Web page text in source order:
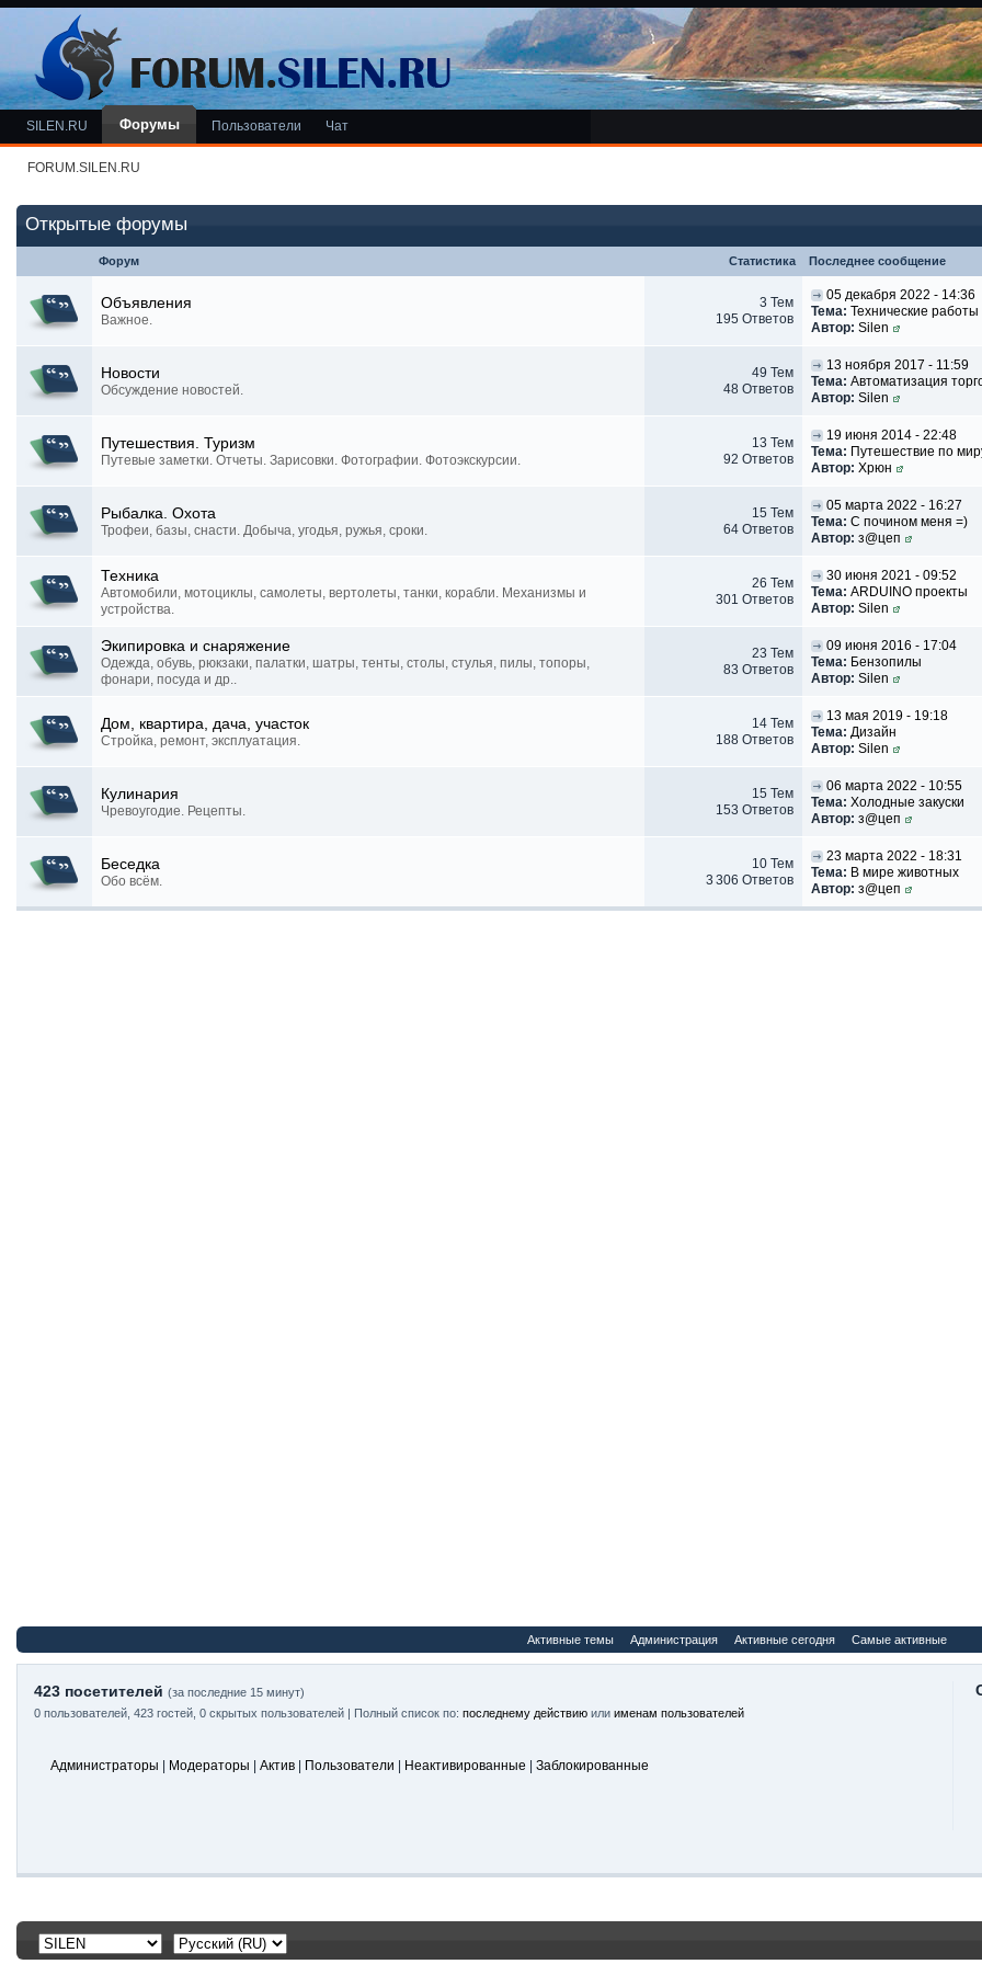
SILEN.RU Форумы Пользователи Чат
FORUM.SILEN.RU
Открытые форумы
Форум Статистика Последнее сообщение
Объявления
Важное.
3 Тем
195 Ответов
05 декабря 2022 - 14:36
Тема: Технические работы
Автор: Silen
Новости
Обсуждение новостей.
49 Тем
48 Ответов
13 ноября 2017 - 11:59
Тема: Автоматизация
Автор: Silen
Путешествия. Туризм
Путевые заметки. Отчеты. Зарисовки. Фотографии. Фотоэкскурсии.
13 Тем
92 Ответов
19 июня 2014 - 22:48
Тема: Путешествие по
Автор: Хрюн
Рыбалка. Охота
Трофеи, базы, снасти. Добыча, угодья, ружья, сроки.
15 Тем
64 Ответов
05 марта 2022 - 16:27
Тема: С почином меня =)
Автор: з@цеп
Техника
Автомобили, мотоциклы, самолеты, вертолеты, танки, корабли. Механизмы и
устройства.
26 Тем
301 Ответов
30 июня 2021 - 09:52
Тема: ARDUINO проекты
Автор: Silen
Экипировка и снаряжение
Одежда, обувь, рюкзаки, палатки, шатры, тенты, столы, стулья, пилы, топоры,
фонари, посуда и др..
23 Тем
83 Ответов
09 июня 2016 - 17:04
Тема: Бензопилы
Автор: Silen
Дом, квартира, дача, участок
Стройка, ремонт, эксплуатация.
14 Тем
188 Ответов
13 мая 2019 - 19:18
Тема: Дизайн
Автор: Silen
Кулинария
Чревоугодие. Рецепты.
15 Тем
153 Ответов
06 марта 2022 - 10:55
Тема: Холодные закуски
Автор: з@цеп
Беседка
Обо всём.
10 Тем
3 306 Ответов
23 марта 2022 - 18:31
Тема: В мире животных
Автор: з@цеп
Активные темы Администрация Активные сегодня Самые активные
423 посетителей (за последние 15 минут)
0 пользователей, 423 гостей, 0 скрытых пользователей | Полный список по: последнему действию или именам пользователей
Администраторы Модераторы Актив Пользователи Неактивированные Заблокированные